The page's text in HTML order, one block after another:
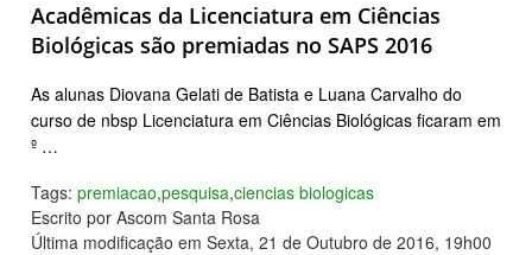
Acadêmicas da Licenciatura em Ciências
Biológicas são premiadas no SAPS 2016
As alunas Diovana Gelati de Batista e Luana Carvalho do
curso de nbsp Licenciatura em Ciências Biológicas ficaram em
º …
Tags: premiacao,pesquisa,ciencias biologicas
Escrito por Ascom Santa Rosa
Última modificação em Sexta, 21 de Outubro de 2016, 19h00